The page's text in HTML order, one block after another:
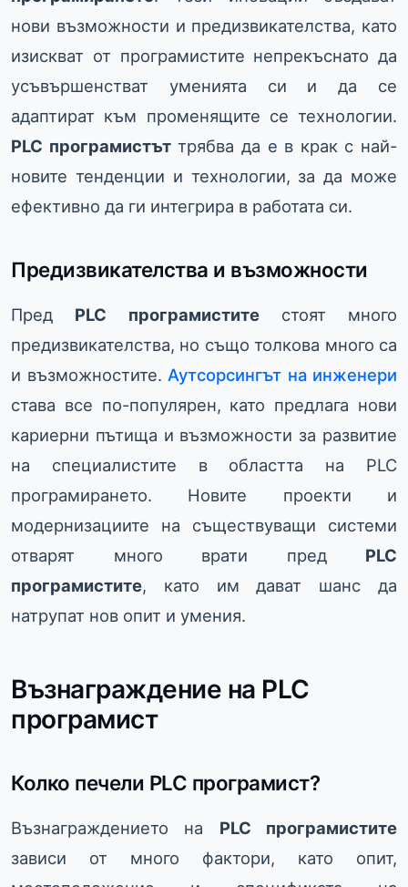
нови възможности и предизвикателства, като
изискват от програмистите непрекъснато да
усъвършенстват уменията си и да се
адаптират към променящите се технологии.
PLC програмистъттрябва да е в крак с най-
новите тенденции и технологии, за да може
ефективно да ги интегрира в работата си.
Предизвикателства и възможности
Пред PLC програмиститестоят много
предизвикателства, но също толкова много са
и възможностите. Аутсорсингът на инженери
става все по-популярен, като предлага нови
кариерни пътища и възможности за развитие
на специалистите в областта на PLC
програмирането. Новите проекти и
модернизациите на съществуващи системи
отварят много врати пред PLC
програмистите, като им дават шанс да
натрупат нов опит и умения.
Възнаграждение на PLC
програмист
Колко печели PLC програмист?
Възнаграждението на PLC програмистите
зависи от много фактори, като опит,